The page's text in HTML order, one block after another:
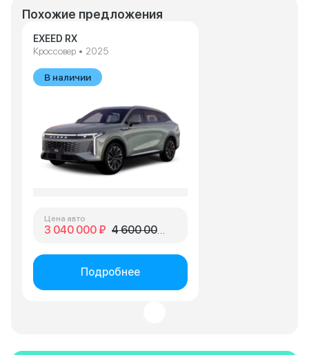
Похожие предложения
EXEED RX
Кроссовер • 2025
В наличии
Цена авто
3 040 000 ₽ 4 600 000 ₽
Подробнее